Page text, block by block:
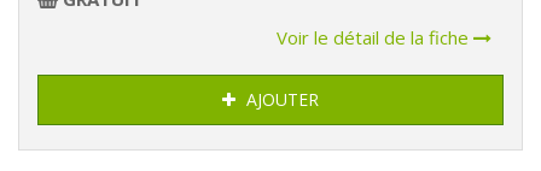
Voir le détail de la fiche
AJOUTER